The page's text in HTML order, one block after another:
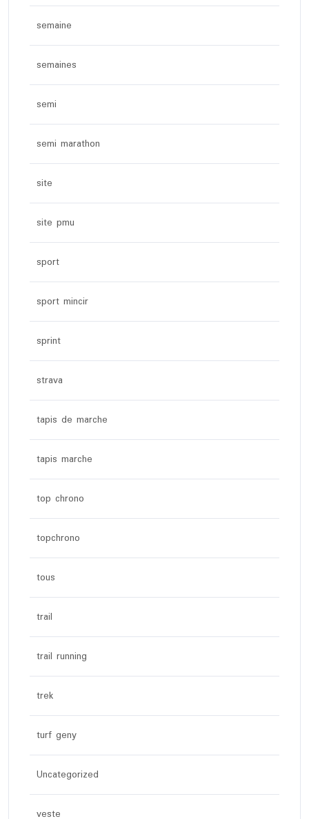
semaine
semaines
semi
semi marathon
site
site pmu
sport
sport mincir
sprint
strava
tapis de marche
tapis marche
top chrono
topchrono
tous
trail
trail running
trek
turf geny
Uncategorized
veste